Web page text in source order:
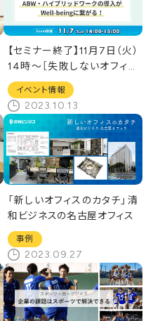
【セミナー終了】11月7日（火）
14時～［失敗しないオフィス
づくり]オンラインセミナー
イベント情報
2023.10.13
「新しいオフィスのカタチ」清
和ビジネスの名古屋オフィス
事例
2023.09.27